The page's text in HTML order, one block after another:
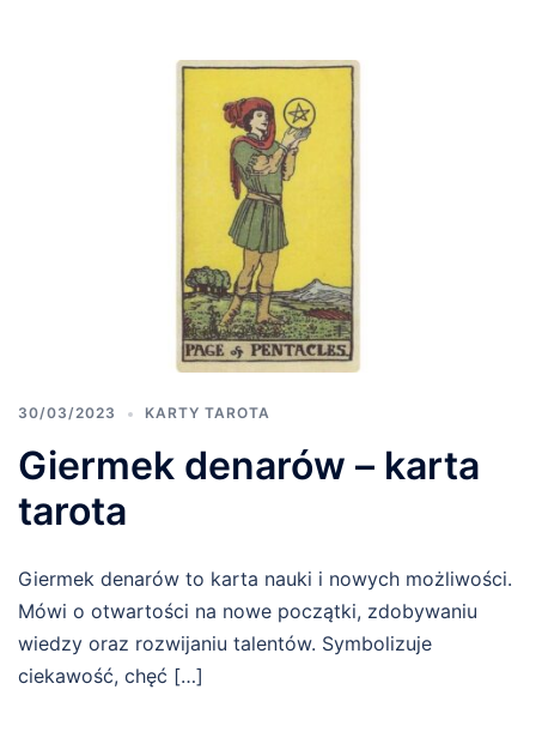
30/03/2023 KARTY TAROTA
Giermek denarów – karta
tarota
Giermek denarów to karta nauki i nowych możliwości.
Mówi o otwartości na nowe początki, zdobywaniu
wiedzy oraz rozwijaniu talentów. Symbolizuje
ciekawość, chęć […]